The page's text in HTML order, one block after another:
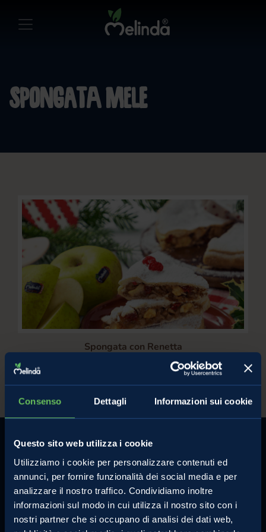
Consenso Dettagli Informazioni sui cookie
Questo sito web utilizza i cookie
Utilizziamo i cookie per personalizzare contenuti ed
annunci, per fornire funzionalità dei social media e per
analizzare il nostro traffico. Condividiamo inoltre
informazioni sul modo in cui utilizza il nostro sito con i
nostri partner che si occupano di analisi dei dati web,
Spongata Mele
Spongata con Renetta
ricetta spongata di mele
MELINDA
L'azienda
Comunicati Stampa
MELE VAL DI NON
Le mele e gli altri prodotti
La torta di mele perfetta